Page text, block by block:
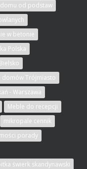
od podstaw
w betonie
Polska
domów Trójmiasto
- Warszawa
Meble do recepcji
mikropale cennik
porady
świerk skandynawski